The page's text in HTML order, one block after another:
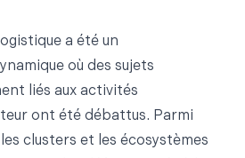
a été un
où des sujets
liés aux activités
ont été débattus. Parmi
clusters et les écosystèmes